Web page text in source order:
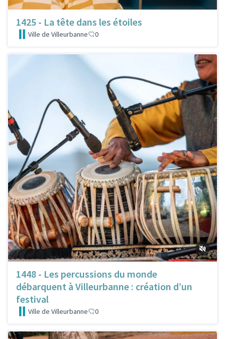
1425 - La tête dans les étoiles
Ville de Villeurbanne 0
1448 - Les percussions du monde
débarquent à Villeurbanne : création d’un
festival
Ville de Villeurbanne 0